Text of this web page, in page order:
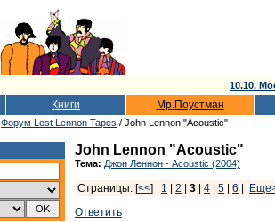
10.10.
Книги Мр.Поустман
Форум Lost Lennon Tapes / John Lennon "Acoustic"
John Lennon "Acoustic"
Тема: Джон Леннон - Acoustic (2004)
Страницы: [<<] 1 2 3 4 5 6
Ответить